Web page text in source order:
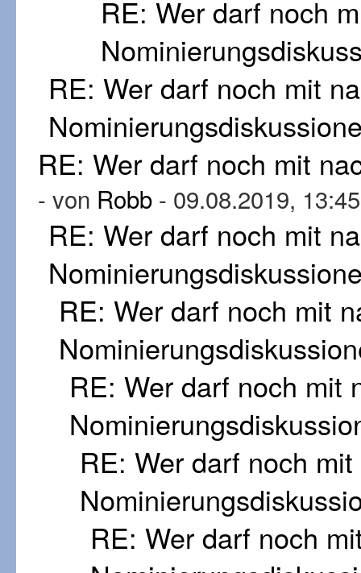
RE: Wer darf noch
RE: Wer darf noch mit
RE: Wer darf noch mit
- von Robb - 09.08.2019, 13:45
RE: Wer darf noch mit
RE: Wer darf noch mit
RE: Wer darf noch mit
RE: Wer darf noch
RE: Wer darf noch